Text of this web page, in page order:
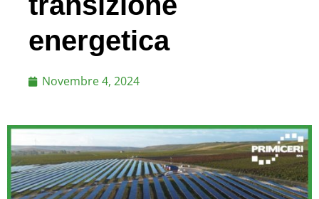
energetica
Novembre 4, 2024